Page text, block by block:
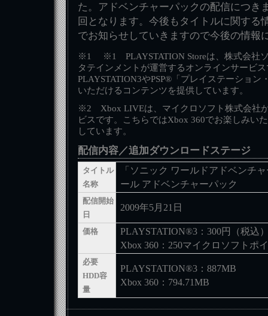
た。アドベンチャーパックの配信につき
回となります。今後もタイトルに関する
でお知らせしていきますので今後の情報
※1 ※1 PLAYSTATION Storeは、株式会社ソ
タテインメントが運営するオンラインサービ
PLAYSTATION3やPSP®「プレイステーション
いただけるコンテンツを提供しています。
※2 Xbox LIVEは、マイクロソフト株式会社
ビスです。こちらではXbox 360でお楽しみい
しています。
配信内容／追加ダウンロードステージ
タイトル
名称
「ソニック ワールドアドベンチ
ール アドベンチャーパック
配信開始
日
2009年5月21日
価格
PLAYSTATION®3：300円（税込
Xbox 360：250マイクロソフトポ
必要
HDD容
量
PLAYSTATION®3：887MB
Xbox 360：794.71MB